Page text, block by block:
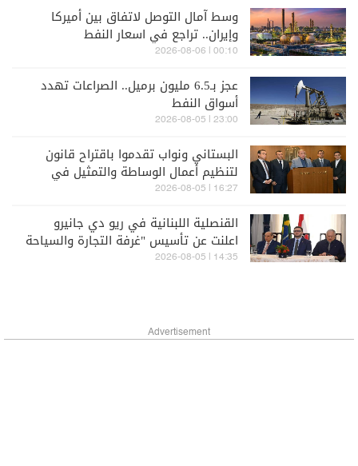
وسط آمال التوصل لاتفاق بين أميركا
وإيران.. تراجع في اسعار النفط
00:10 | 2026-08-06
عجز بـ6.5 مليون برميل.. الصراعات تهدد
أسواق النفط
23:00 | 2026-08-05
البستاني ونواب تقدموا باقتراح قانون
لتنظيم أعمال الوساطة والتمثيل في
مجال التأمين
16:27 | 2026-08-05
القنصلية اللبنانية في ريو دي جانيرو
اعلنت عن تأسيس "غرفة التجارة والسياحة
والخدمات البرازيل – لبنان"
14:35 | 2026-08-05
Advertisement